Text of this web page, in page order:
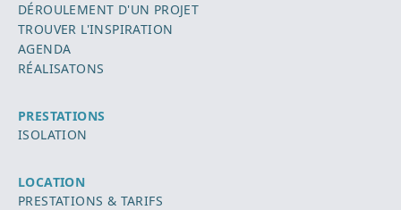
DÉROULEMENT D'UN PROJET
TROUVER L'INSPIRATION
AGENDA
RÉALISATONS
PRESTATIONS
ISOLATION
LOCATION
PRESTATIONS & TARIFS